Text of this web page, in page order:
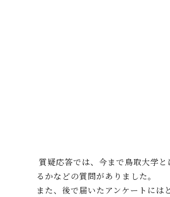
質疑応答では、今まで鳥取大学
るかなどの質問がありました。
また、後で届いたアンケートに